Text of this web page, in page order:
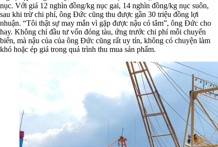
nục. Với giá 12 nghìn đồng/kg nục gai, 14 nghìn đồng/kg nục suôn,
sau khi trừ chi phí, ông Đức cũng thu được gần 30 triệu đồng lợi
nhuận. “Tôi thật sự may mắn vì gặp được nậu có tâm”, ông Đức cho
hay. Không chỉ đầu tư vốn đóng tàu, ứng trước chi phí mỗi chuyến
biển, mà nậu của của ông Đức cũng rất uy tín, không có chuyện làm
khó hoặc ép giá trong quá trình thu mua sản phẩm.